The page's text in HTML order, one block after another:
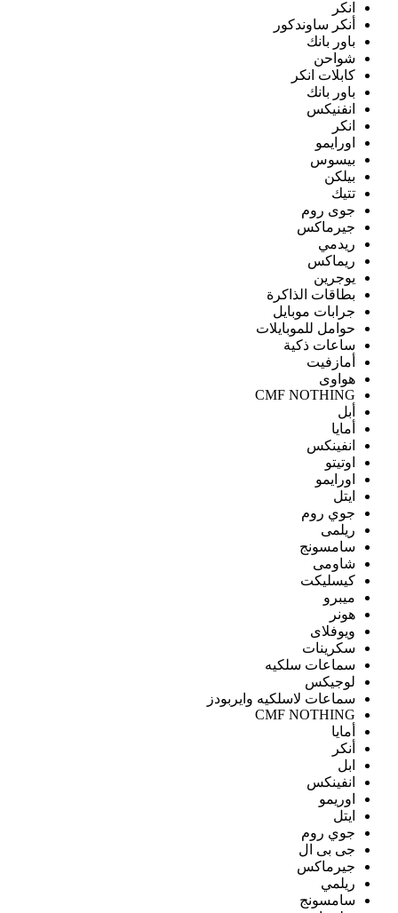
انكر
أنكر ساوندكور
باور بانك
شواحن
كابلات انكر
باور بانك
انفنيكس
انكر
اورايمو
بيسوس
بيلكن
تتيك
جوى روم
جيرماكس
ريدمي
ريماكس
يوجرين
بطاقات الذاكرة
جرابات موبايل
حوامل للموبايلات
ساعات ذكية
أمازفيت
هواوى
CMF NOTHING
أبل
أمايا
انفينكس
اوتيتو
اورايمو
ايتل
جوي روم
ريلمى
سامسونج
شاومى
كيسليكت
ميبرو
هونر
ويوفلاى
سكرينات
سماعات سلكيه
لوجيكس
سماعات لاسلكيه وايربودز
CMF NOTHING
أمايا
أنكر
ابل
انفينكس
اوريمو
ايتل
جوي روم
جى بى ال
جيرماكس
ريلمي
سامسونج